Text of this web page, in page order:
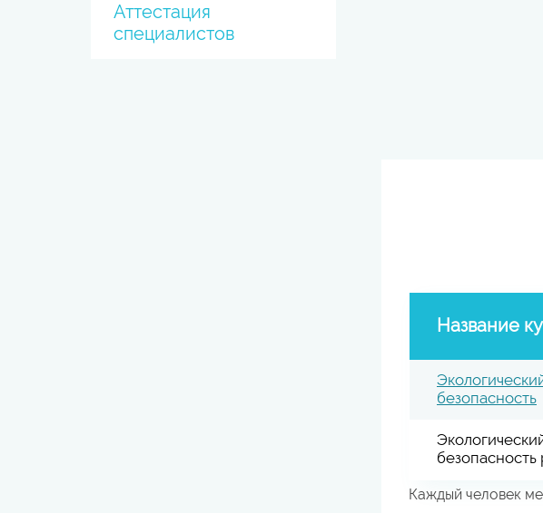
Аттестация
специалистов
Название
безопасность
Каждый человек